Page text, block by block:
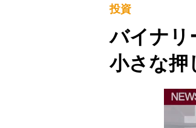
投資
バイナリ
小さな押